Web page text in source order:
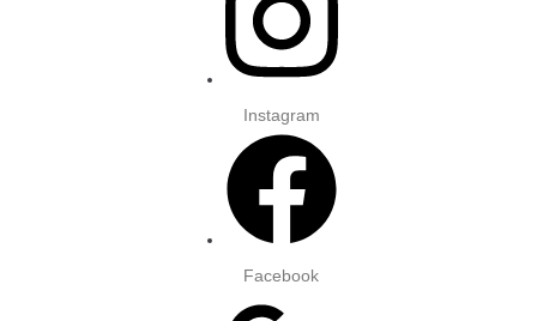
Instagram
Facebook